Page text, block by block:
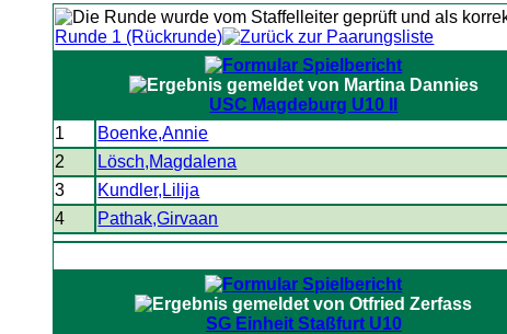
Runde 1 (Rückrunde)
USC Magdeburg U10 II
1 Boenke,Annie
2
Lösch,Magdalena
3
Kundler,Lilija
4
Pathak,Girvaan
SG Einheit Staßfurt U10